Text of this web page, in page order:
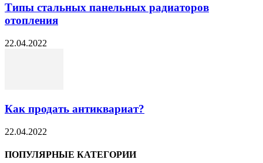
Типы стальных панельных радиаторов
отопления
22.04.2022
Как продать антиквариат?
22.04.2022
ПОПУЛЯРНЫЕ КАТЕГОРИИ